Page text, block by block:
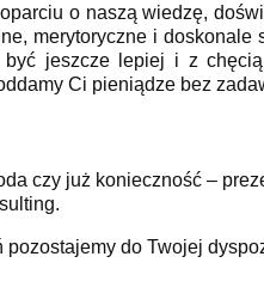
o naszą wiedzę,
merytoryczne i
jeszcze lepiej i z
Ci pieniądze bez
czy już konieczność –
do Twojej